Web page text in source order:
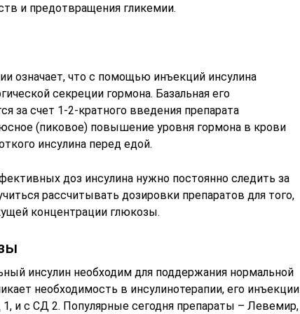
и предотвращения гликемии.
означает, что с помощью инъекций инсулина
секреции гормона. Базальная его
за счет 1-2-кратного введения препарата
(пиковое) повышение уровня гормона в крови
инсулина перед едой.
доз инсулина нужно постоянно следить за
рассчитывать дозировки препаратов для того,
концентрации глюкозы.
инсулин необходим для поддержания нормальной
необходимость в инсулинотерапии, его инъекции
и с СД 2. Популярные сегодня препараты – Левемир,